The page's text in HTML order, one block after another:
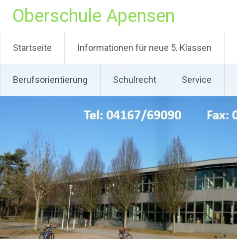
Inhalt
springen
Oberschule Apensen
Startseite Informationen für neue 5. Klassen
Berufsorientierung Schulrecht Service